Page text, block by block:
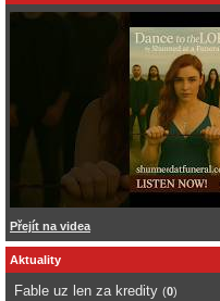
Přejít na videa
Aktuality
Fable uz len za kredity (0)